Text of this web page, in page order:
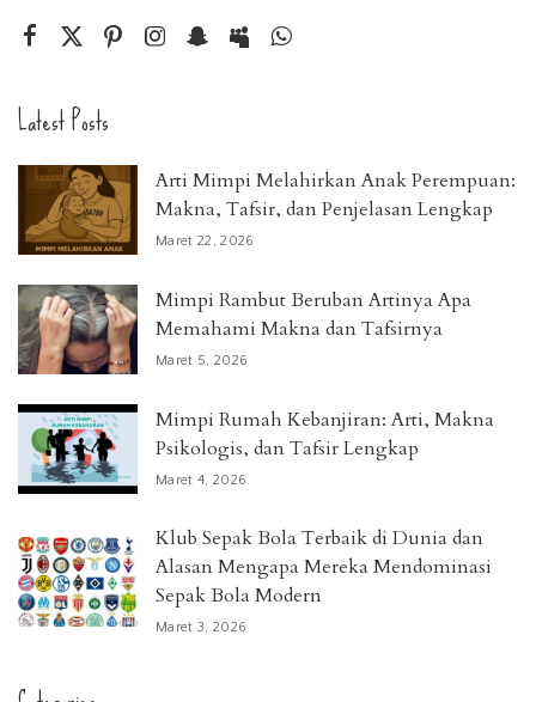
Latest Posts
Arti Mimpi Melahirkan Anak Perempuan:
Makna, Tafsir, dan Penjelasan Lengkap
Maret 22, 2026
Mimpi Rambut Beruban Artinya Apa
Memahami Makna dan Tafsirnya
Maret 5, 2026
Mimpi Rumah Kebanjiran: Arti, Makna
Psikologis, dan Tafsir Lengkap
Maret 4, 2026
Klub Sepak Bola Terbaik di Dunia dan
Alasan Mengapa Mereka Mendominasi
Sepak Bola Modern
Maret 3, 2026